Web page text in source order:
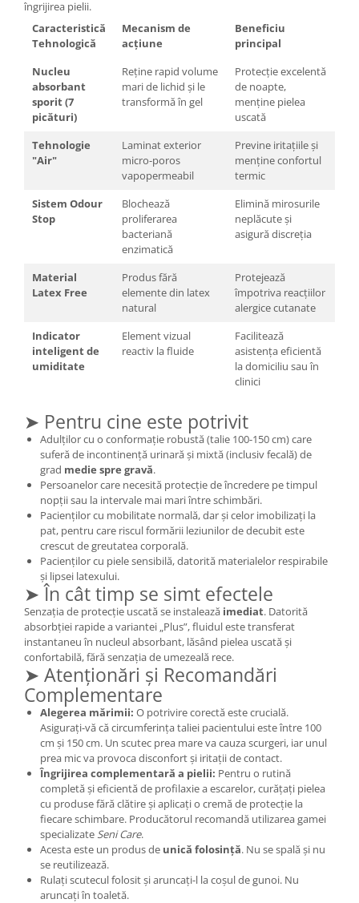
îngrijirea pielii.
Caracteristică
Tehnologică
Mecanism de
acțiune
Beneficiu
principal
Nucleu
absorbant
sporit (7
picături)
Reține rapid volume
mari de lichid și le
transformă în gel
Protecție excelentă
de noapte,
menține pielea
uscată
Tehnologie
"Air"
Laminat exterior
micro-poros
vapopermeabil
Previne iritațiile și
menține confortul
termic
Sistem Odour
Stop
Blochează
proliferarea
bacteriană
enzimatică
Elimină mirosurile
neplăcute și
asigură discreția
Material
Latex Free
Produs fără
elemente din latex
natural
Protejează
împotriva reacțiilor
alergice cutanate
Indicator
inteligent de
umiditate
Element vizual
reactiv la fluide
Facilitează
asistența eficientă
la domiciliu sau în
clinici
➤ Pentru cine este potrivit
Adulților cu o conformație robustă (talie 100-150 cm) care
suferă de incontinență urinară și mixtă (inclusiv fecală) de
grad medie spre gravă.
Persoanelor care necesită protecție de încredere pe timpul
nopții sau la intervale mai mari între schimbări.
Pacienților cu mobilitate normală, dar și celor imobilizați la
pat, pentru care riscul formării leziunilor de decubit este
crescut de greutatea corporală.
Pacienților cu piele sensibilă, datorită materialelor respirabile
și lipsei latexului.
➤ În cât timp se simt efectele
Senzația de protecție uscată se instalează imediat. Datorită
absorbției rapide a variantei „Plus”, fluidul este transferat
instantaneu în nucleul absorbant, lăsând pielea uscată și
confortabilă, fără senzația de umezeală rece.
➤ Atenționări și Recomandări
Complementare
Alegerea mărimii: O potrivire corectă este crucială.
Asigurați-vă că circumferința taliei pacientului este între 100
cm și 150 cm. Un scutec prea mare va cauza scurgeri, iar unul
prea mic va provoca disconfort și iritații de contact.
Îngrijirea complementară a pielii: Pentru o rutină
completă și eficientă de profilaxie a escarelor, curățați pielea
cu produse fără clătire și aplicați o cremă de protecție la
fiecare schimbare. Producătorul recomandă utilizarea gamei
specializate Seni Care.
Acesta este un produs de unică folosință. Nu se spală și nu
se reutilizează.
Rulați scutecul folosit și aruncați-l la coșul de gunoi. Nu
aruncați în toaletă.